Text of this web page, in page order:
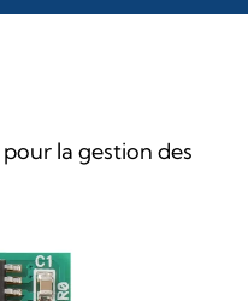
la gestion des